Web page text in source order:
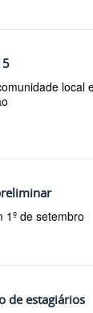
local
1º de setembro
de estagiários